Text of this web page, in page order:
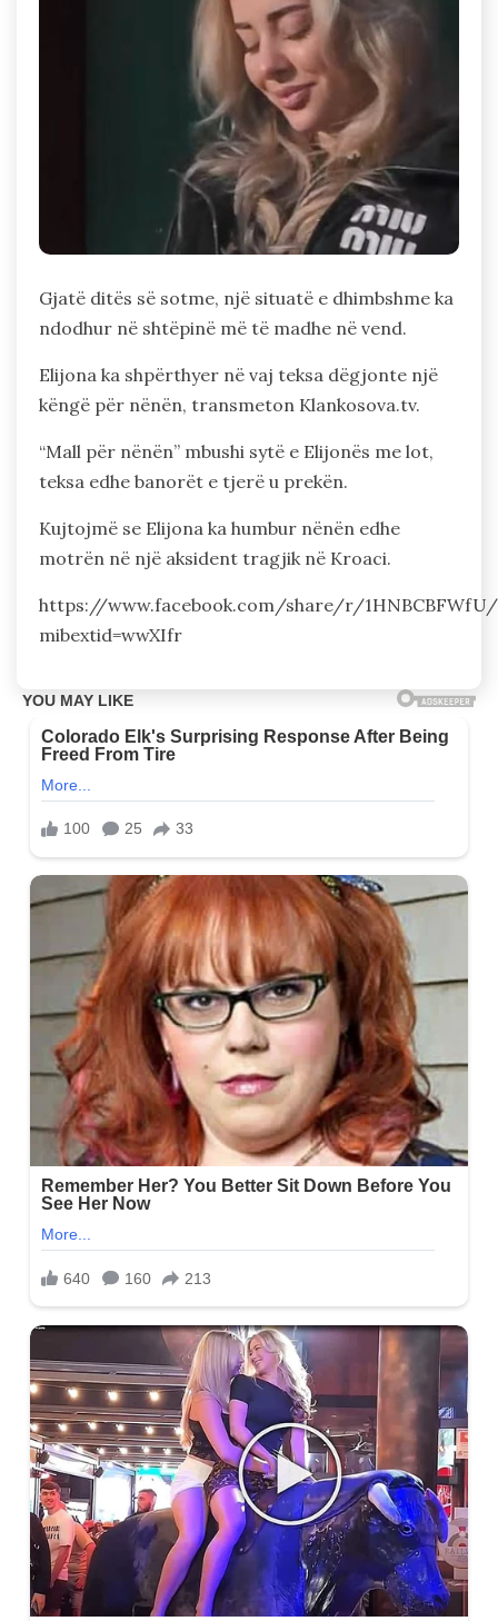
Gjatë ditës së sotme, një situatë e dhimbshme ka
ndodhur në shtëpinë më të madhe në vend.
Elijona ka shpërthyer në vaj teksa dëgjonte një
këngë për nënën, transmeton Klankosova.tv.
“Mall për nënën” mbushi sytë e Elijonës me lot,
teksa edhe banorët e tjerë u prekën.
Kujtojmë se Elijona ka humbur nënën edhe
motrën në një aksident tragjik në Kroaci.
https://www.facebook.com/share/r/
mibextid=wwXIfr